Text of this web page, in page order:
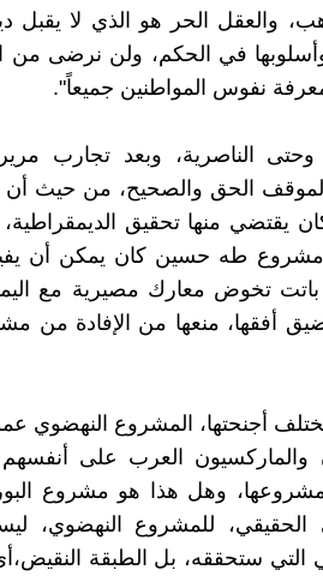
والعقل الحر هو الذي لا يقبل
في الحكم، ولن نرضى من
نفوس المواطنين جميعاً".
وحتى الناصرية، وبعد تجارب
الحق والصحيح، من حيث أن
يقتضي منها تحقيق الديمقراطية،
مشروع طه حسين كان يمكن أن
باتت تخوض معارك مصيرية مع
أفقها، منعها من الإفادة من
أجنحتها، المشروع النهضوي
العرب على أنفسهم
مشروعها، وهل هذا هو مشروع
الحقيقي، للمشروع النهضوي،
التي ستحققه، بل الطبقة